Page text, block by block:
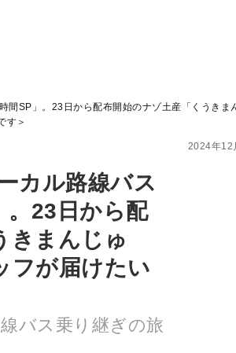
カル路線バス
23日から配
きまんじゅ
フが届けたい
バス乗り継ぎの旅